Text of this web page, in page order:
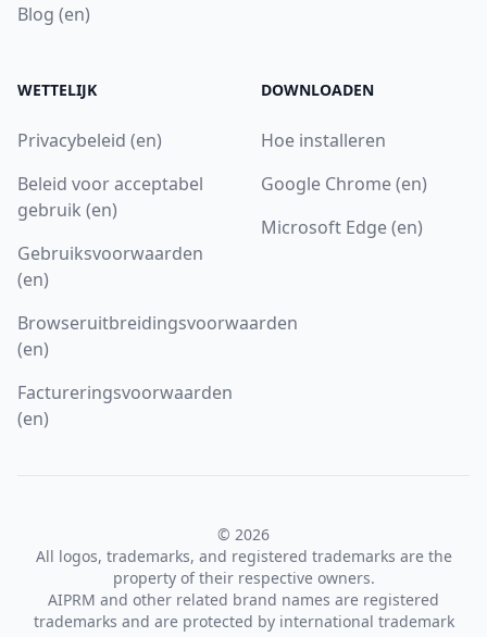
Blog (en)
WETTELIJK
Privacybeleid (en)
Beleid voor acceptabel
gebruik (en)
Gebruiksvoorwaarden
(en)
Browseruitbreidingsvoorwaarden
(en)
Factureringsvoorwaarden
(en)
DOWNLOADEN
Hoe installeren
Google Chrome (en)
Microsoft Edge (en)
© 2026
All logos, trademarks, and registered trademarks are the
property of their respective owners.
AIPRM and other related brand names are registered
trademarks and are protected by international trademark